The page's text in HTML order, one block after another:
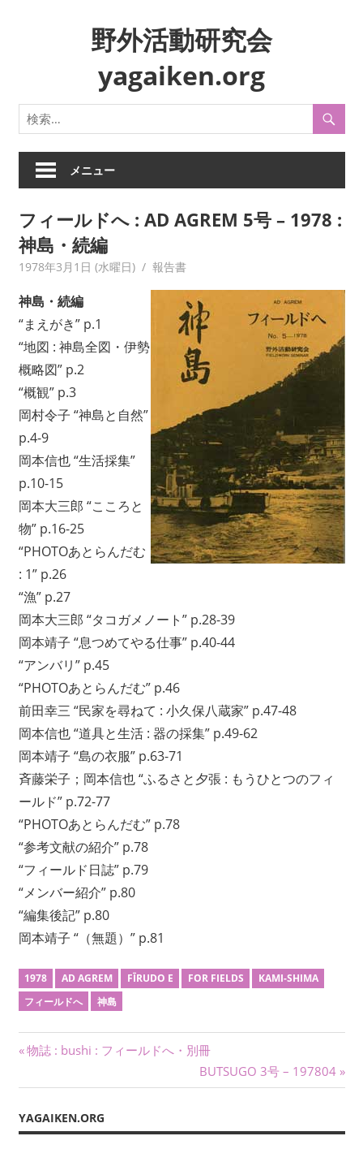
野外活動研究会
yagaiken.org
身
近
生
活
風
俗
を
ィ
ー
ル
ド
ワ
ー
ク
に
よ
り
記
録・
採
集
す
る
活
動
を
続
け
て
い
ま
す。
考
現
学
を
は
じ
め
と
す
多
彩
研
究
数
回
メニュー
フィールドへ : AD AGREM 5号 – 1978 :
神島・続編
1978年3月1日 (水曜日) yagaiken
報告書
神島・続編
“まえがき” p.1
“地図 : 神島全図・伊勢
概略図” p.2
“概観” p.3
岡村令子 “神島と自然”
p.4-9
岡本信也 “生活採集”
p.10-15
岡本大三郎 “こころと
物” p.16-25
“PHOTOあとらんだむ
: 1” p.26
“漁” p.27
岡本大三郎 “タコガメノート” p.28-39
岡本靖子 “息つめてやる仕事” p.40-44
“アンバリ” p.45
“PHOTOあとらんだむ” p.46
前田幸三 “民家を尋ねて : 小久保八蔵家” p.47-48
岡本信也 “道具と生活 : 器の採集” p.49-62
岡本靖子 “島の衣服” p.63-71
斉藤栄子；岡本信也 “ふるさと夕張 : もうひとつのフィ
ールド” p.72-77
“PHOTOあとらんだむ” p.78
“参考文献の紹介” p.78
“フィールド日誌” p.79
“メンバー紹介” p.80
“編集後記” p.80
岡本靖子 “（無題）” p.81
1978 AD AGREM FĪRUDO E FOR FIELDS
KAMI-SHIMA
フィールドへ
神島
投
稿
ナ
前
記
事:
物誌 : bushi : フィールドへ・別冊
次
の
事:
BUTSUGO 3号 – 197804
YAGAIKEN.ORG